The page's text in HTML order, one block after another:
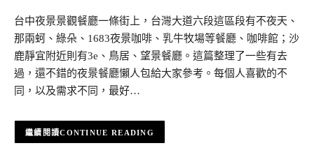
台中夜景景觀餐廳一條街上，台灣大道六段這區段有不夜天、
那兩蚵、綠朵、1683夜景咖啡、乳牛牧場等餐廳、咖啡館；沙
鹿靜宜附近則有3e、鳥居、望景餐廳。這篇整理了一些有去
過，還不錯的夜景餐廳懶人包給大家參考。每個人喜歡的不
同，以及需求不同，最好…
CONTINUE READING